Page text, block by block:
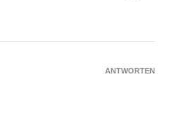
ANTWORTEN